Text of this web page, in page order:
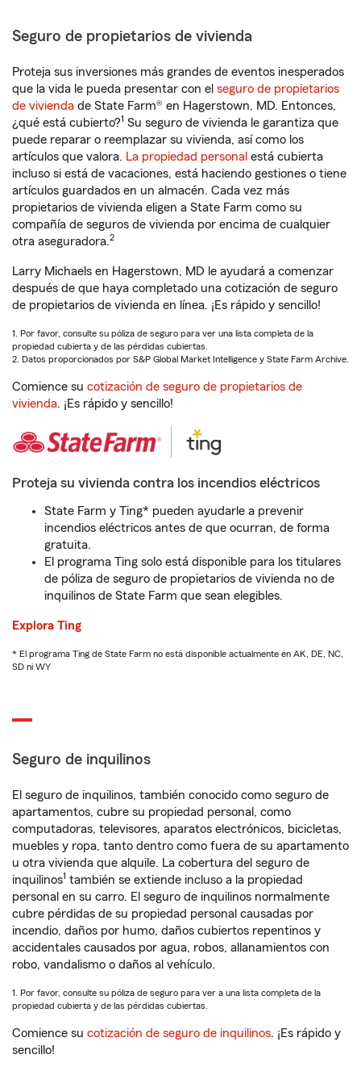
Seguro de propietarios de vivienda
Proteja sus inversiones más grandes de eventos inesperados
que la vida le pueda presentar con el seguro de propietarios
de vivienda de State Farm® en Hagerstown, MD. Entonces,
¿qué está cubierto?1 Su seguro de vivienda le garantiza que
puede reparar o reemplazar su vivienda, así como los
artículos que valora. La propiedad personal está cubierta
incluso si está de vacaciones, está haciendo gestiones o tiene
artículos guardados en un almacén. Cada vez más
propietarios de vivienda eligen a State Farm como su
compañía de seguros de vivienda por encima de cualquier
otra aseguradora.2
Larry Michaels en Hagerstown, MD le ayudará a comenzar
después de que haya completado una cotización de seguro
de propietarios de vivienda en línea. ¡Es rápido y sencillo!
1. Por favor, consulte su póliza de seguro para ver una lista completa de la
propiedad cubierta y de las pérdidas cubiertas.
2. Datos proporcionados por S&P Global Market Intelligence y State Farm Archive.
Comience su cotización de seguro de propietarios de
vivienda. ¡Es rápido y sencillo!
Proteja su vivienda contra los incendios eléctricos
State Farm y Ting* pueden ayudarle a prevenir
incendios eléctricos antes de que ocurran, de forma
gratuita.
El programa Ting solo está disponible para los titulares
de póliza de seguro de propietarios de vivienda no de
inquilinos de State Farm que sean elegibles.
Explora Ting
* El programa Ting de State Farm no está disponible actualmente en AK, DE, NC,
SD ni WY
Seguro de inquilinos
El seguro de inquilinos, también conocido como seguro de
apartamentos, cubre su propiedad personal, como
computadoras, televisores, aparatos electrónicos, bicicletas,
muebles y ropa, tanto dentro como fuera de su apartamento
u otra vivienda que alquile. La cobertura del seguro de
inquilinos1 también se extiende incluso a la propiedad
personal en su carro. El seguro de inquilinos normalmente
cubre pérdidas de su propiedad personal causadas por
incendio, daños por humo, daños cubiertos repentinos y
accidentales causados por agua, robos, allanamientos con
robo, vandalismo o daños al vehículo.
1. Por favor, consulte su póliza de seguro para ver a una lista completa de la
propiedad cubierta y de las pérdidas cubiertas.
Comience su cotización de seguro de inquilinos. ¡Es rápido y
sencillo!